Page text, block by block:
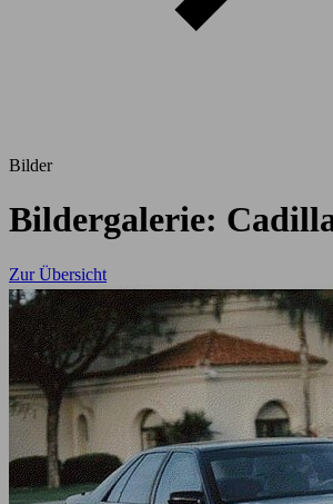
Bilder
Bildergalerie:
Zur Übersicht